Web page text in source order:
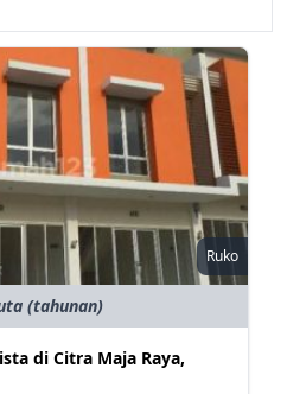
Ruko
(tahunan)
di Citra Maja Raya,